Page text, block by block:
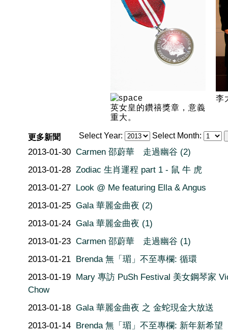
英女皇的鑽禧獎章，意義
重大。
李
Select Year: Select Month:
更多新聞
2013-01-30 Carmen 邵蔚華 走過幽谷 (2)
2013-01-28 Zodiac 生肖運程 part 1 - 鼠 牛 虎
2013-01-27 Look @ Me featuring Ella & Angus
2013-01-25 Gala 華麗金曲夜 (2)
2013-01-24 Gala 華麗金曲夜 (1)
2013-01-23 Carmen 邵蔚華 走過幽谷 (1)
2013-01-21 Brenda 無「瑂」不至專欄: 循環
2013-01-19 Mary 專訪 PuSh Festival 美女鋼琴家
Chow
2013-01-18 Gala 華麗金曲夜 之 金蛇現金大放送
2013-01-14 Brenda 無「瑂」不至專欄: 新年新希望